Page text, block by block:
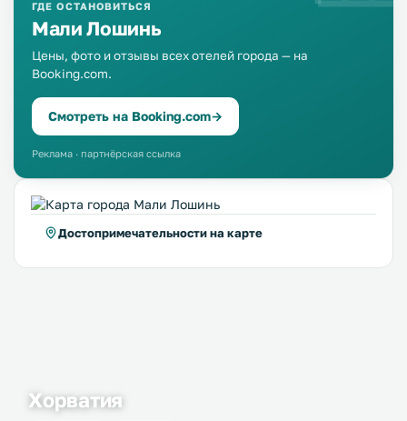
ГДЕ ОСТАНОВИТЬСЯ
Мали Лошинь
Цены, фото и отзывы всех отелей города — на
Booking.com.
Смотреть на Booking.com→
Реклама · партнёрская ссылка
Достопримечательности на карте
Хорватия